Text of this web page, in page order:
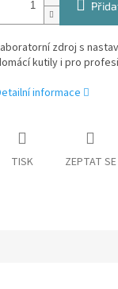
zdroj s
kutily i pro
informace
TISK ZEPTAT SE